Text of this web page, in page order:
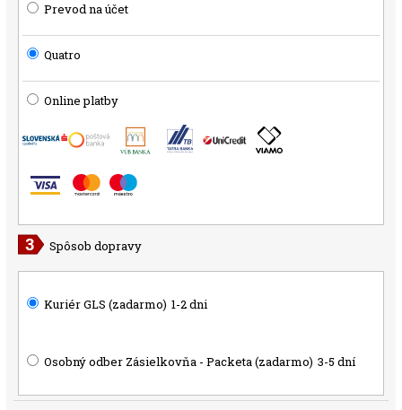
Prevod na účet
Quatro
Online platby
Spôsob dopravy
Kuriér GLS (zadarmo) 1-2 dni
Osobný odber Zásielkovňa - Packeta (zadarmo) 3-5 dní